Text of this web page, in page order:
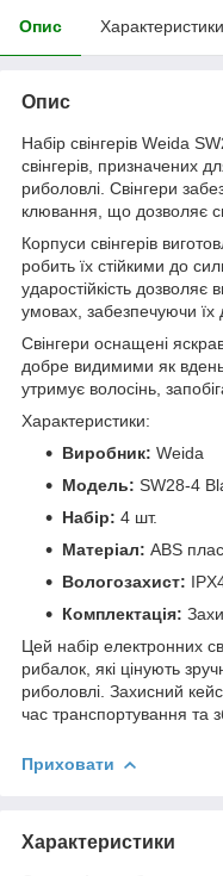
Опис Характеристики
Опис
Набір свінгерів Weida
свінгерів, призначених
риболовлі. Свінгери
клювання, що дозволяє
Корпуси свінгерів
робить їх стійкими до
ударостійкість дозволяє
умовах, забезпечуючи їх
Свінгери оснащені
добре видимими як вдень,
утримує волосінь,
Характеристики:
Виробник: Weida
Модель: SW28-4
Набір: 4 шт.
Матеріал: ABS
Вологозахист:
Комплектація:
Цей набір електронних
рибалок, які цінують
риболовлі. Захисний
час транспортування та
Приховати
Характеристики